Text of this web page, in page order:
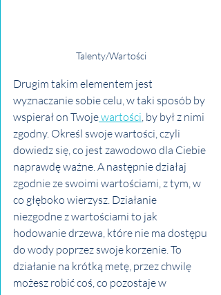
Talenty/Wartości
Drugim takim elementem jest
wyznaczanie sobie celu, w taki sposób by
wspierał on Twoje wartości , by był z nimi
zgodny. Określ swoje wartości, czyli
dowiedz się, co jest zawodowo dla Ciebie
naprawdę ważne. A następnie działaj
zgodnie ze swoimi wartościami, z tym, w
co głęboko wierzysz. Działanie
niezgodne z wartościami to jak
hodowanie drzewa, które nie ma dostępu
do wody poprzez swoje korzenie. To
działanie na krótką metę, przez chwilę
możesz robić coś, co pozostaje w